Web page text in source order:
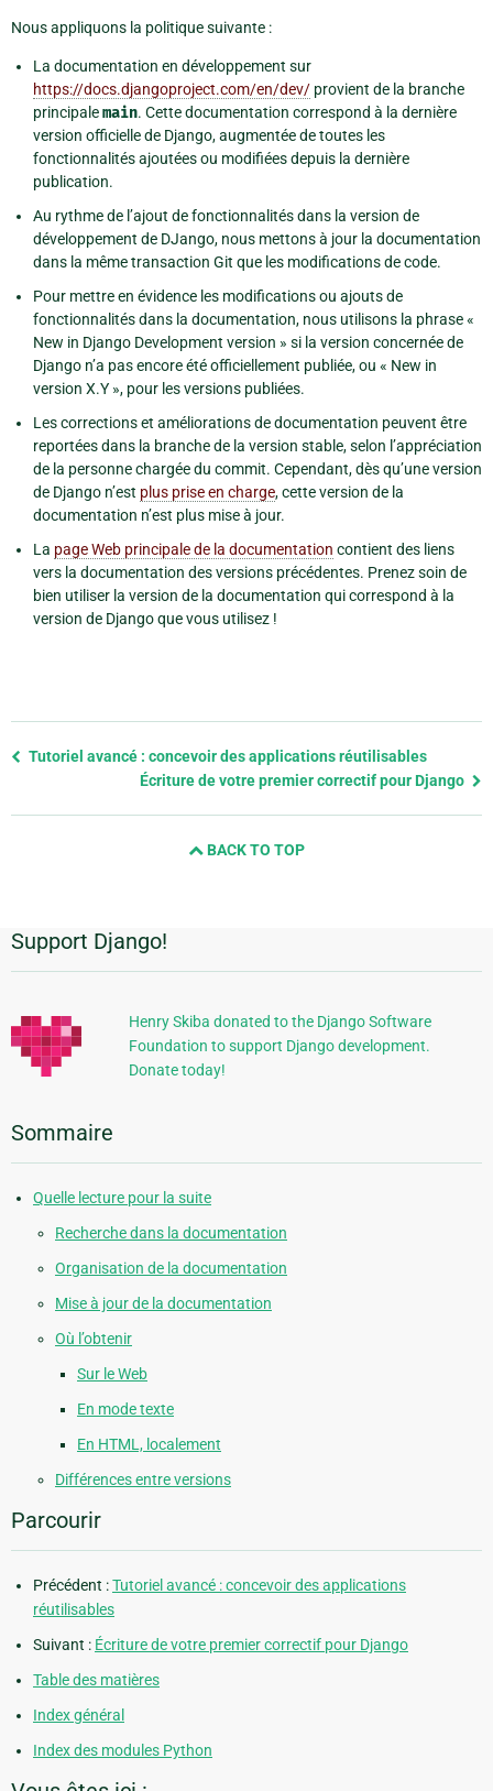
Nous appliquons la politique suivante :
La documentation en développement sur
https://docs.djangoproject.com/en/dev/ provient de la branche
principalemain. Cette documentation correspond à la dernière
version officielle de Django, augmentée de toutes les
fonctionnalités ajoutées ou modifiées depuis la dernière
publication.
Au rythme de l’ajout de fonctionnalités dans la version de
développement de DJango, nous mettons à jour la documentation
dans la même transaction Git que les modifications de code.
Pour mettre en évidence les modifications ou ajouts de
fonctionnalités dans la documentation, nous utilisons la phrase «
New in Django Development version » si la version concernée de
Django n’a pas encore été officiellement publiée, ou « New in
version X.Y », pour les versions publiées.
Les corrections et améliorations de documentation peuvent être
reportées dans la branche de la version stable, selon l’appréciation
de la personne chargée du commit. Cependant, dès qu’une version
de Django n’est plus prise en charge, cette version de la
documentation n’est plus mise à jour.
La page Web principale de la documentation contient des liens
vers la documentation des versions précédentes. Prenez soin de
bien utiliser la version de la documentation qui correspond à la
version de Django que vous utilisez !
Previous
Tutoriel avancé : concevoir des applications réutilisables
Écriture de votre premier correctif pour Django
BACK TO TOP
Informations
Support Django!
Henry Skiba donated to the Django Software
Foundation to support Django development.
Donate today!
Sommaire
Quelle lecture pour la suite
Recherche dans la documentation
Organisation de la documentation
Mise à jour de la documentation
Où l’obtenir
Sur le Web
En mode texte
En HTML, localement
Différences entre versions
Parcourir
Précédent :Tutoriel avancé : concevoir des applications
réutilisables
Suivant : Écriture de votre premier correctif pour Django
Table des matières
Index général
Index des modules Python